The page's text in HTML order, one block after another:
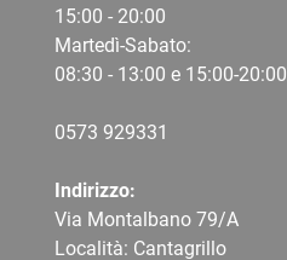
15:00 - 20:00
Martedì-Sabato:
08:30 - 13:00 e 15:00-20:00
0573 929331
Indirizzo:
Via Montalbano 79/A
Località: Cantagrillo